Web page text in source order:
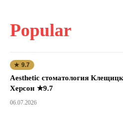
Popular
★ 9.7
Aesthetic стоматология
Херсон ★9.7
06.07.2026